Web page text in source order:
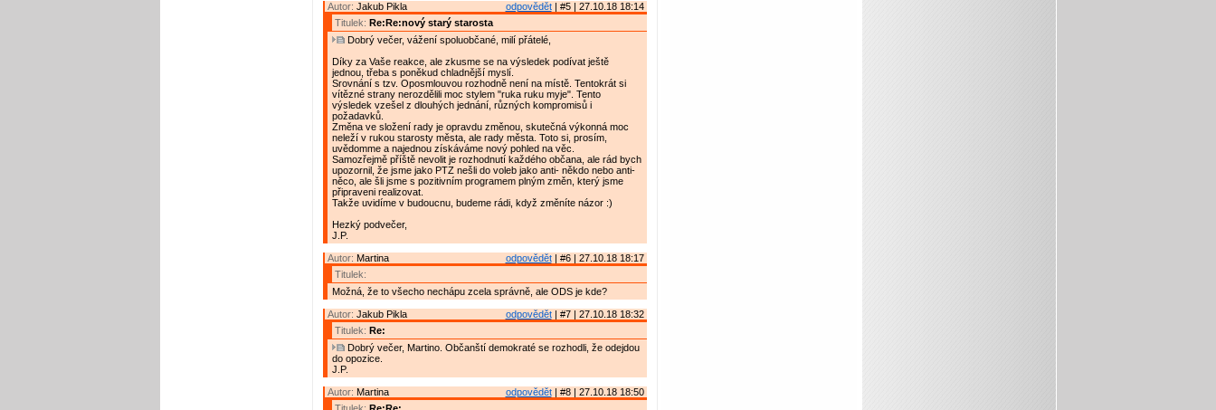
odpovědět| #5 | 27.10.18 18:14
Autor: Jakub Pikla
Titulek: Re:Re:nový starý starosta
Dobrý večer, vážení spoluobčané, milí přátelé,
Díky za Vaše reakce, ale zkusme se na výsledek podívat ještě
jednou, třeba s poněkud chladnější myslí.
Srovnání s tzv. Oposmlouvou rozhodně není na místě. Tentokrát si
vítězné strany nerozdělili moc stylem "ruka ruku myje". Tento
výsledek vzešel z dlouhých jednání, různých kompromisů i
požadavků.
Změna ve složení rady je opravdu změnou, skutečná výkonná moc
neleží v rukou starosty města, ale rady města. Toto si, prosím,
uvědomme a najednou získáváme nový pohled na věc.
Samozřejmě příště nevolit je rozhodnutí každého občana, ale rád bych
upozornil, že jsme jako PTZ nešli do voleb jako anti- někdo nebo anti-
něco, ale šli jsme s pozitivním programem plným změn, který jsme
připraveni realizovat.
Takže uvidíme v budoucnu, budeme rádi, když změníte názor :)
Hezký podvečer,
J.P.
odpovědět| #6 | 27.10.18 18:17
Autor: Martina
Titulek:
Možná, že to všecho nechápu zcela správně, ale ODS je kde?
odpovědět| #7 | 27.10.18 18:32
Autor: Jakub Pikla
Titulek: Re:
Dobrý večer, Martino. Občanští demokraté se rozhodli, že odejdou
do opozice.
J.P.
odpovědět| #8 | 27.10.18 18:50
Autor: Martina